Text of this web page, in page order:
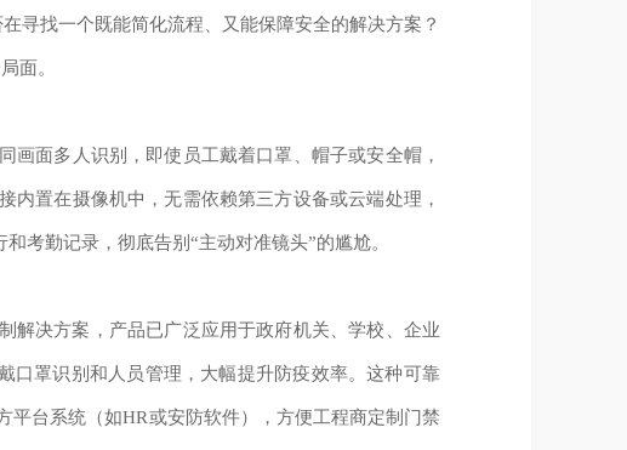
寻找一个既能简化流程、又能保障安全的解决方案？
面。
画面多人识别，即使员工戴着口罩、帽子或安全帽，
置在摄像机中，无需依赖第三方设备或云端处理，
考勤记录，彻底告别“主动对准镜头”的尴尬。
解决方案，产品已广泛应用于政府机关、学校、企业
口罩识别和人员管理，大幅提升防疫效率。这种可靠
台系统（如HR或安防软件），方便工程商定制门禁